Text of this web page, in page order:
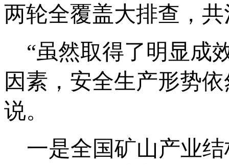
两轮全覆盖大排查，
“虽然取得了明显成
因素，安全生产形势
说。
一是全国矿山产业结